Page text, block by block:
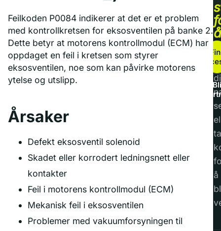
Feilkoden P0084 indikerer at det er et problem
med kontrollkretsen for eksosventilen på banke 2.
Dette betyr at motorens kontrollmodul (ECM) har
oppdaget en feil i kretsen som styrer
eksosventilen, noe som kan påvirke motorens
ytelse og utslipp.
Årsaker
Defekt eksosventil solenoid
Skadet eller korrodert ledningsnett eller
kontakter
Feil i motorens kontrollmodul (ECM)
Mekanisk feil i eksosventilen
Problemer med vakuumforsyningen til
å
ta
å
Bli